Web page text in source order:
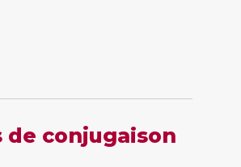
de conjugaison